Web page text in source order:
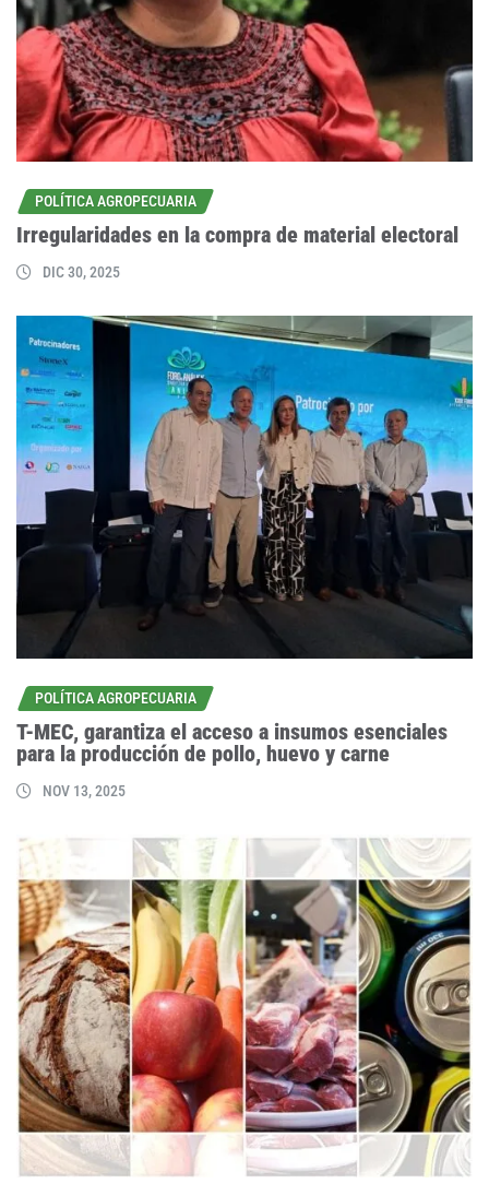
POLÍTICA AGROPECUARIA
Irregularidades en la compra de material electoral
DIC 30, 2025
POLÍTICA AGROPECUARIA
T-MEC, garantiza el acceso a insumos esenciales
para la producción de pollo, huevo y carne
NOV 13, 2025